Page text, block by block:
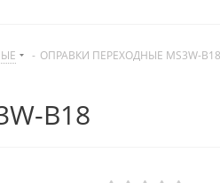
- ОПРАВКИ ПЕРЕХОДНЫЕ MS3W-B18
B18